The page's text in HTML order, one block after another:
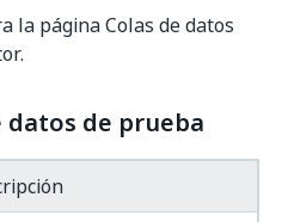
la página Colas de datos
datos de prueba